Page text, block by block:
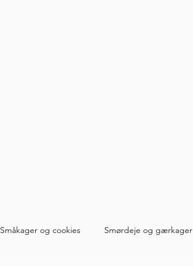
Småkager og cookies Smørdeje og gærkager